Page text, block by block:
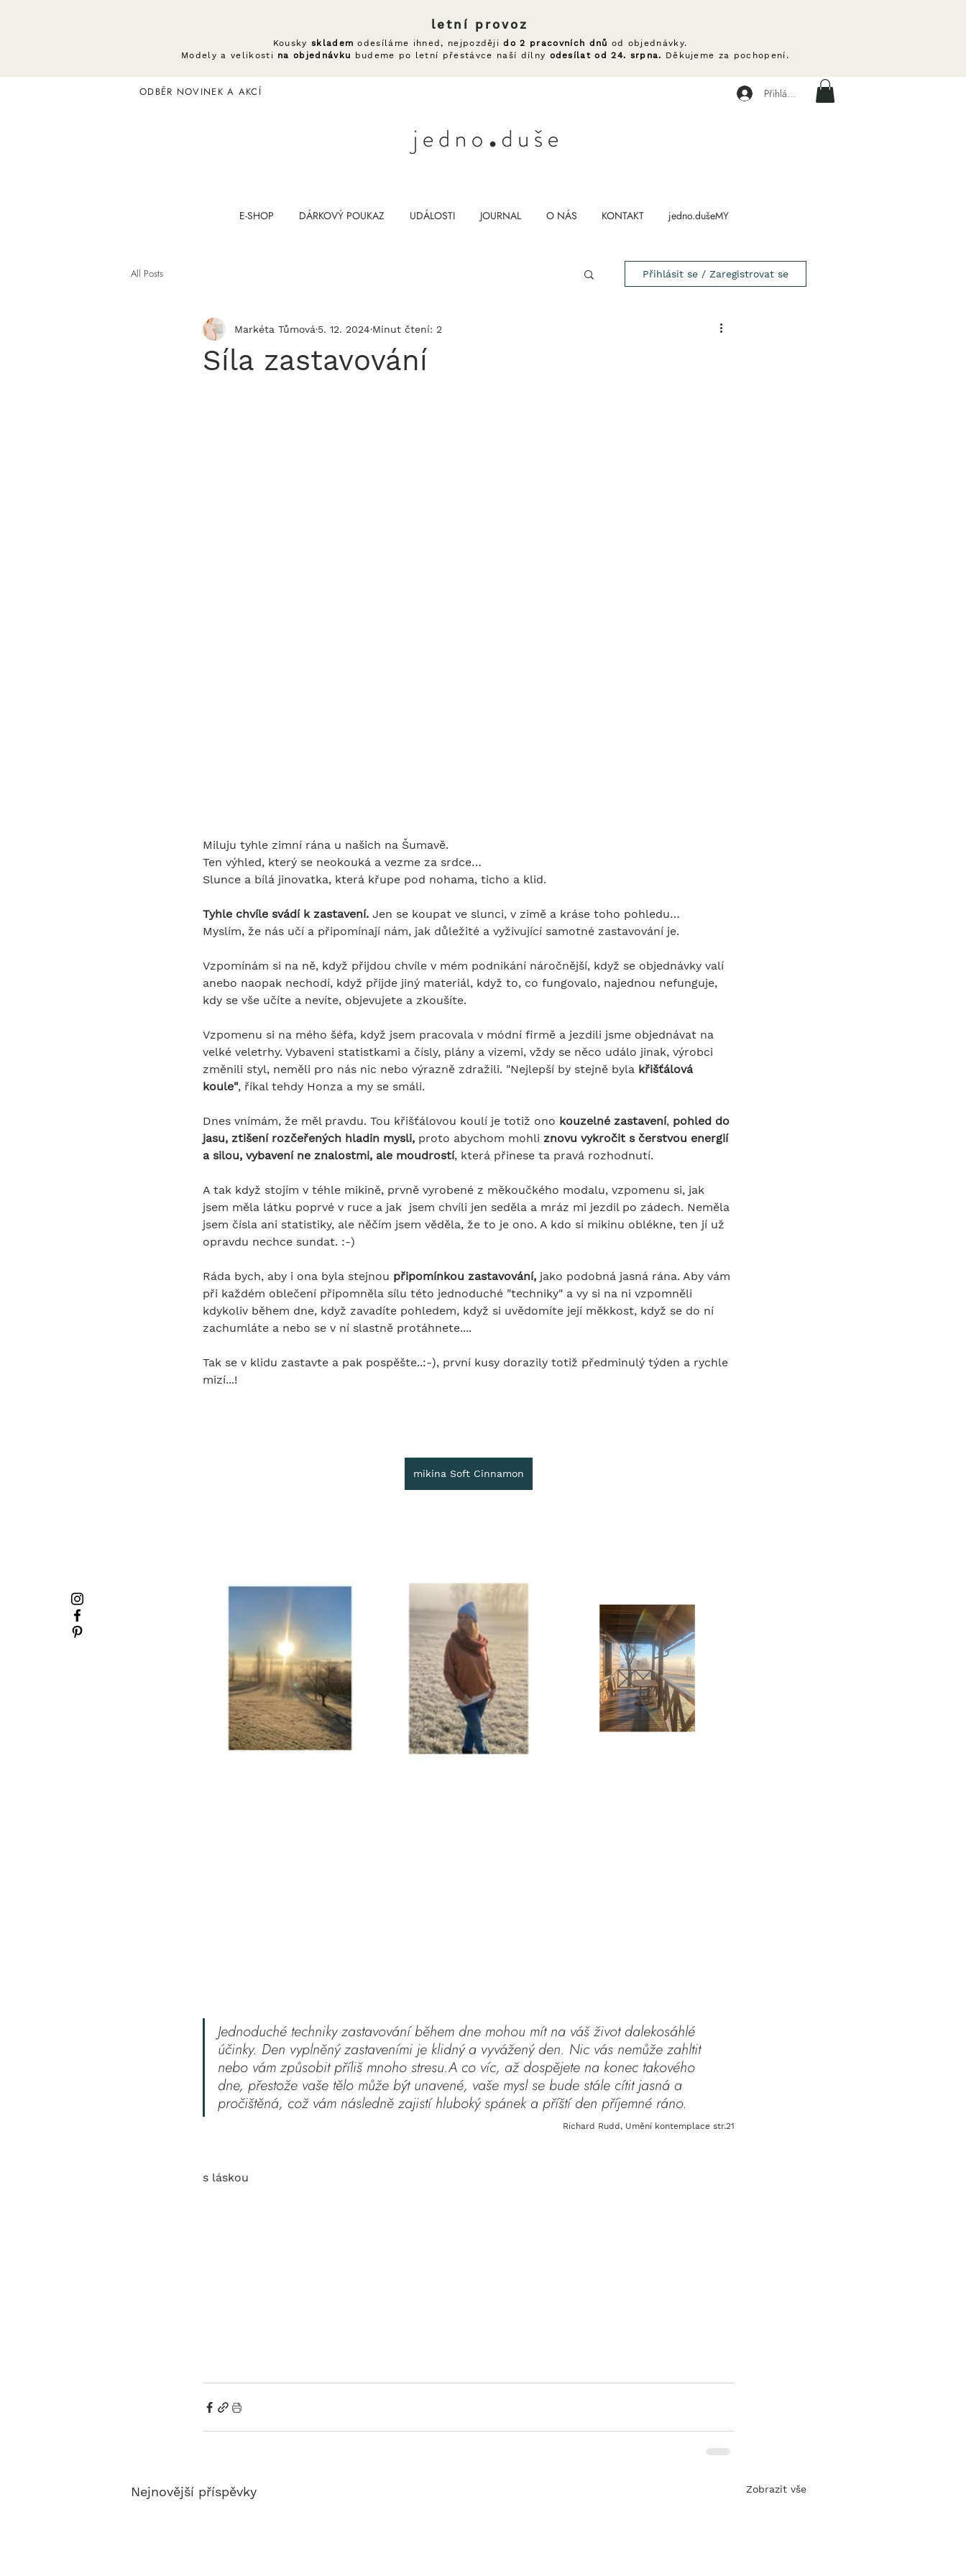
letní provoz
Kousky skladem odesíláme ihned, nejpozdějido 2 pracovních dnů od objednávky.
Modely a velikosti na objednávku budeme po letní přestávce naší dílny odesílat od 24. srpna. Děkujeme za pochopení.
ODBĚR NOVINEK A AKCÍ Přihlásit se
E-SHOP DÁRKOVÝ POUKAZ UDÁLOSTI JOURNAL O NÁS KONTAKT jedno.dušeMY
All Posts Přihlásit se / Zaregistrovat se
Síla zastavování
Markéta Tůmová 5. 12. 2024 Minut čtení: 2
Miluju tyhle zimní rána u našich na Šumavě.
Ten výhled, který se neokouká a vezme za srdce…
Slunce a bílá jinovatka, která křupe pod nohama, ticho a klid.
Tyhle chvíle svádí k zastavení. Jen se koupat ve slunci, v zimě a kráse toho pohledu…
Myslím, že nás učí a připomínají nám, jak důležité a vyživující samotné zastavování je.
Vzpomínám si na ně, když přijdou chvíle v mém podnikání náročnější, když se objednávky valí
anebo naopak nechodí, když přijde jiný materiál, když to, co fungovalo, najednou nefunguje,
kdy se vše učíte a nevíte, objevujete a zkoušíte.
Vzpomenu si na mého šéfa, když jsem pracovala v módní firmě a jezdili jsme objednávat na
velké veletrhy. Vybaveni statistkami a čísly, plány a vizemi, vždy se něco událo jinak, výrobci
změnili styl, neměli pro nás nic nebo výrazně zdražili. "Nejlepší by stejně byla křišťálová
koule", říkal tehdy Honza a my se smáli.
Dnes vnímám, že měl pravdu. Tou křišťálovou koulí je totiž ono kouzelné zastavení, pohled do
jasu, ztišení rozčeřených hladin mysli, proto abychom mohli znovu vykročit s čerstvou energií
a silou, vybavení ne znalostmi, ale moudrostí, která přinese ta pravá rozhodnutí.
A tak když stojím v téhle mikině, prvně vyrobené z měkoučkého modalu, vzpomenu si, jak
jsem měla látku poprvé v ruce a jak  jsem chvíli jen seděla a mráz mi jezdil po zádech. Neměla
jsem čísla ani statistiky, ale něčím jsem věděla, že to je ono. A kdo si mikinu oblékne, ten jí už
opravdu nechce sundat. :-)
Ráda bych, aby i ona byla stejnou připomínkou zastavování, jako podobná jasná rána. Aby vám
při každém oblečení připomněla sílu této jednoduché "techniky" a vy si na ni vzpomněli
kdykoliv během dne, když zavadíte pohledem, když si uvědomíte její měkkost, když se do ní
zachumláte a nebo se v ní slastně protáhnete....
Tak se v klidu zastavte a pak pospěšte..:-), první kusy dorazily totiž předminulý týden a rychle
mizí...!
mikina Soft Cinnamon
Jednoduché techniky zastavování během dne mohou mít na váš život dalekosáhlé
účinky. Den vyplněný zastaveními je klidný a vyvážený den. Nic vás nemůže zahltit
nebo vám způsobit příliš mnoho stresu.A co víc, až dospějete na konec takového
dne, přestože vaše tělo může být unavené, vaše mysl se bude stále cítit jasná a
pročištěná, což vám následně zajistí hluboký spánek a příští den příjemné ráno.
Richard Rudd, Umění kontemplace str.21
s láskou
Nejnovější příspěvky Zobrazit vše